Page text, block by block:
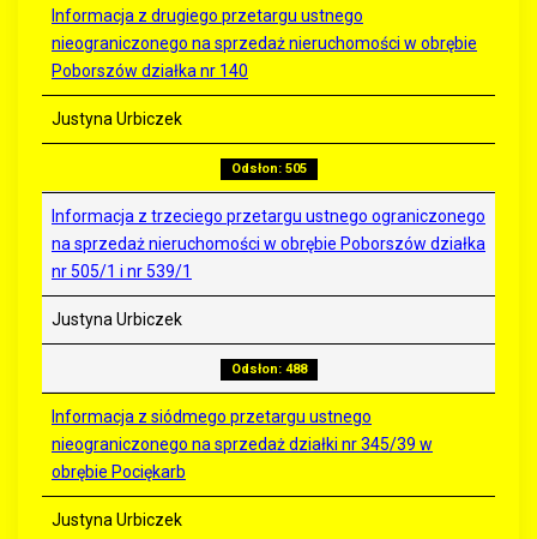
Informacja z drugiego przetargu ustnego
nieograniczonego na sprzedaż nieruchomości w obrębie
Poborszów działka nr 140
Justyna Urbiczek
Odsłon: 505
Informacja z trzeciego przetargu ustnego ograniczonego
na sprzedaż nieruchomości w obrębie Poborszów działka
nr 505/1 i nr 539/1
Justyna Urbiczek
Odsłon: 488
Informacja z siódmego przetargu ustnego
nieograniczonego na sprzedaż działki nr 345/39 w
obrębie Pociękarb
Justyna Urbiczek